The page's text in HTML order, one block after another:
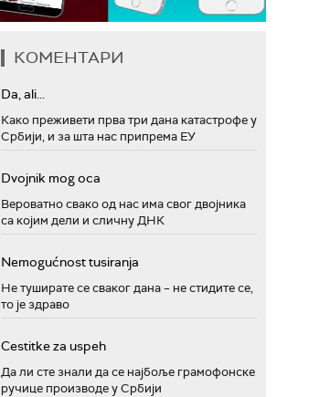
КОМЕНТАРИ
Da, ali...
Како преживети прва три дана катастрофе у
Србији, и за шта нас припрема ЕУ
Dvojnik mog oca
Вероватно свако од нас има свог двојника
са којим дели и сличну ДНК
Nemogućnost tusiranja
Не туширате се сваког дана – не стидите се,
то је здраво
Cestitke za uspeh
Да ли сте знали да се најбоље грамофонске
ручице производе у Србији